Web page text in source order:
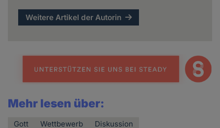
Weitere Artikel der Autorin
Mehr lesen über:
Gott Wettbewerb Diskussion